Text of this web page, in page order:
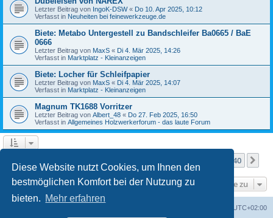
Diese Website nutzt Cookies, um Ihnen den
bestmöglichen Komfort bei der Nutzung zu
bieten. Mehr erfahren
Letzter Beitrag von IngoK-DSW« Do 10. Apr 2025, 10:12
Verfasst in Neuheiten bei feinewerkzeuge.de
Biete: Metabo Untergestell zu Bandschleifer Ba0665 / BaE
0666
Letzter Beitrag von MaxS « Di 4. Mär 2025, 14:26
Verfasst in Marktplatz - Kleinanzeigen
Biete: Locher für Schleifpapier
Letzter Beitrag von MaxS « Di 4. Mär 2025, 14:07
Verfasst in Marktplatz - Kleinanzeigen
Magnum TK1688 Vorritzer
Letzter Beitrag von Albert_48 « Do 27. Feb 2025, 16:50
Verfasst in Allgemeines Holzwerkerforum - das laute Forum
40
Gehe zu
UTC+02:00